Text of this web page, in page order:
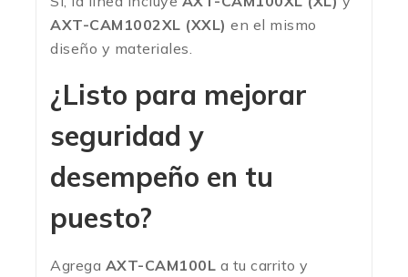
AXT-CAM1002XL (XXL) en el mismo
diseño y materiales.
¿Listo para mejorar
seguridad y
desempeño en tu
puesto?
Agrega AXT-CAM100L a tu carrito y